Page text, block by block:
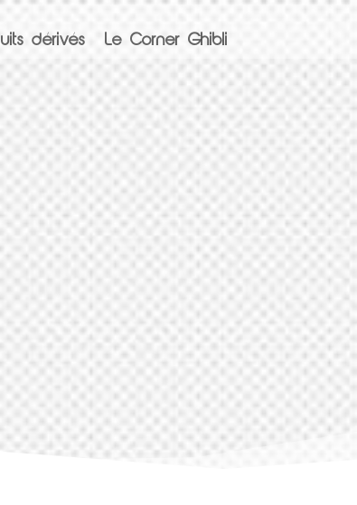
dérivés Le Corner Ghibli